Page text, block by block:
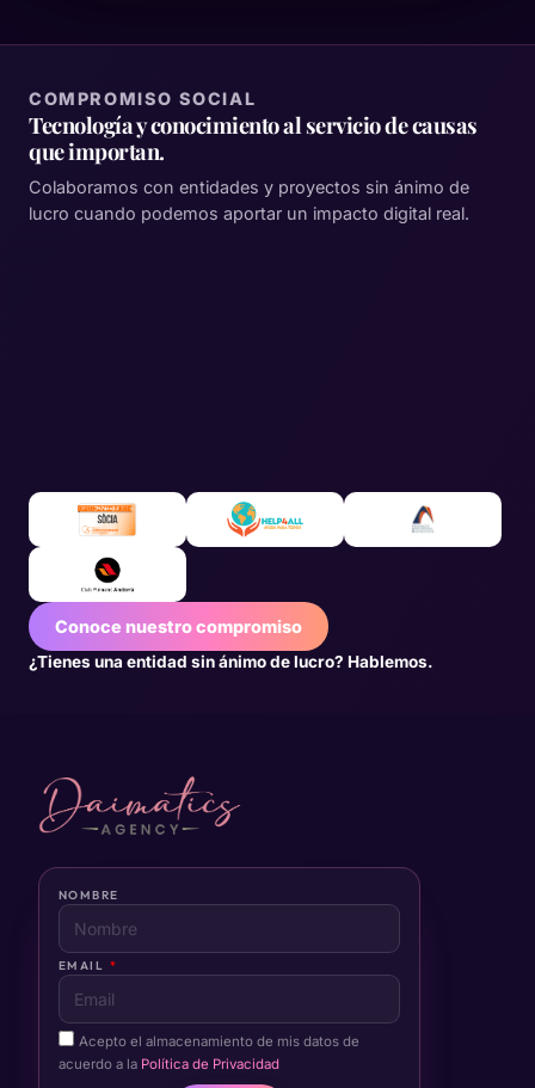
COMPROMISO SOCIAL
Tecnología y conocimiento al servicio de causas
que importan.
Colaboramos con entidades y proyectos sin ánimo de
lucro cuando podemos aportar un impacto digital real.
Conoce nuestro compromiso
¿Tienes una entidad sin ánimo de lucro? Hablemos.
NOMBRE
EMAIL
Acepto el almacenamiento de mis datos de
acuerdo a la Política de Privacidad